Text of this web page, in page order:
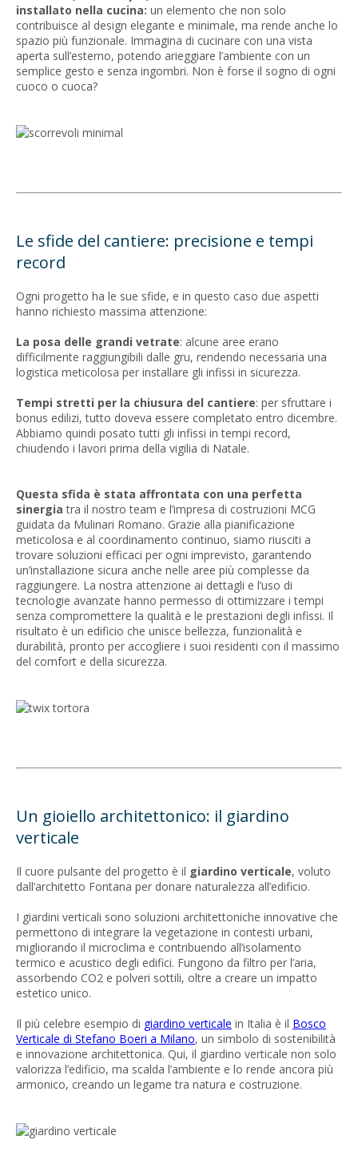
installato nella cucina: un elemento che non solo
contribuisce al design elegante e minimale, ma rende anche lo
spazio più funzionale. Immagina di cucinare con una vista
aperta sull’esterno, potendo arieggiare l’ambiente con un
semplice gesto e senza ingombri. Non è forse il sogno di ogni
cuoco o cuoca?
Le sfide del cantiere: precisione e tempi
record
Ogni progetto ha le sue sfide, e in questo caso due aspetti
hanno richiesto massima attenzione:
La posa delle grandi vetrate: alcune aree erano
difficilmente raggiungibili dalle gru, rendendo necessaria una
logistica meticolosa per installare gli infissi in sicurezza.
Tempi stretti per la chiusura del cantiere: per sfruttare i
bonus edilizi, tutto doveva essere completato entro dicembre.
Abbiamo quindi posato tutti gli infissi in tempi record,
chiudendo i lavori prima della vigilia di Natale.
Questa sfida è stata affrontata con una perfetta
sinergia tra il nostro team e l’impresa di costruzioni MCG
guidata da Mulinari Romano. Grazie alla pianificazione
meticolosa e al coordinamento continuo, siamo riusciti a
trovare soluzioni efficaci per ogni imprevisto, garantendo
un’installazione sicura anche nelle aree più complesse da
raggiungere. La nostra attenzione ai dettagli e l’uso di
tecnologie avanzate hanno permesso di ottimizzare i tempi
senza compromettere la qualità e le prestazioni degli infissi. Il
risultato è un edificio che unisce bellezza, funzionalità e
durabilità, pronto per accogliere i suoi residenti con il massimo
del comfort e della sicurezza.
Un gioiello architettonico: il giardino
verticale
Il cuore pulsante del progetto è il giardino verticale, voluto
dall’architetto Fontana per donare naturalezza all’edificio.
I giardini verticali sono soluzioni architettoniche innovative che
permettono di integrare la vegetazione in contesti urbani,
migliorando il microclima e contribuendo all’isolamento
termico e acustico degli edifici. Fungono da filtro per l’aria,
assorbendo CO2 e polveri sottili, oltre a creare un impatto
estetico unico.
Il più celebre esempio di giardino verticale in Italia è il Bosco
Verticale di Stefano Boeri a Milano, un simbolo di sostenibilità
e innovazione architettonica. Qui, il giardino verticale non solo
valorizza l’edificio, ma scalda l’ambiente e lo rende ancora più
armonico, creando un legame tra natura e costruzione.